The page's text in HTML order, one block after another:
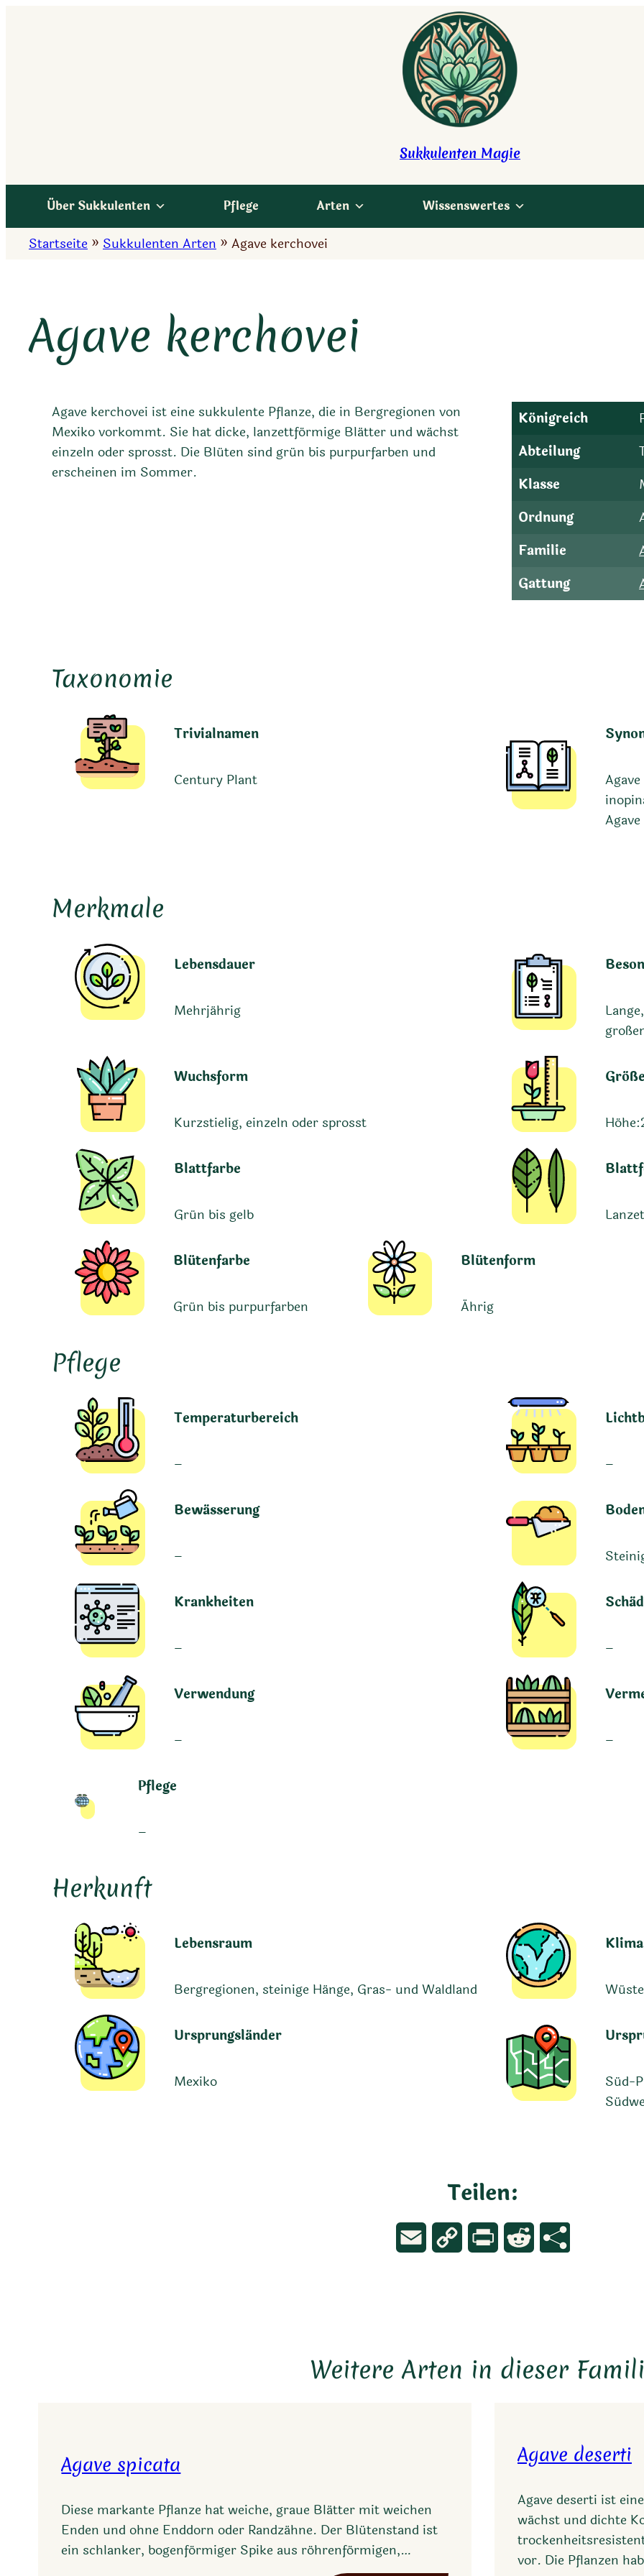
Sukkulenten Magie
Über Sukkulenten Pflege Arten Wissenswertes
Startseite » Sukkulenten Arten » Agave kerchovei
Agave kerchovei
Agave kerchovei ist eine sukkulente Pflanze, die in Bergregionen von
Mexiko vorkommt. Sie hat dicke, lanzettförmige Blätter und wächst
einzeln oder sprosst. Die Blüten sind grün bis purpurfarben und
erscheinen im Sommer.
Königreich
Abteilung
Klasse
Ordnung
Familie
Gattung
Taxonomie
Trivialnamen
Century Plant
Merkmale
Lebensdauer
Mehrjährig
Wuchsform
Kurzstielig, einzeln oder sprosst
Größe
Höhe:
Blattfarbe
Grün bis gelb
Blütenfarbe
Grün bis purpurfarben
Blütenform
Ährig
Pflege
Temperaturbereich
– –
Bewässerung
–
Krankheiten
– –
Verwendung
– –
Pflege
–
Herkunft
Lebensraum
Bergregionen, steinige Hänge, Gras- und Waldland
Ursprungsländer
Mexiko
Süd-
Teilen:
Email
Copy
Print Reddit
Weitere Arten in dieser
Agave spicata
Diese markante Pflanze hat weiche, graue Blätter mit weichen
Enden und ohne Enddorn oder Randzähne. Der Blütenstand ist
ein schlanker, bogenförmiger Spike aus röhrenförmigen,…
Agave deserti
Agave deserti ist
wächst und dichte
vor. Die Pflanzen